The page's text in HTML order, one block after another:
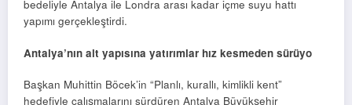
bedeliyle Antalya ile Londra arası kadar içme suyu hattı
yapımı gerçekleştirdi.
Antalya’nın alt yapısına yatırımlar hız kesmeden sürüyo
Başkan Muhittin Böcek’in “Planlı, kurallı, kimlikli kent”
hedefiyle çalışmalarını sürdüren Antalya Büyükşehir